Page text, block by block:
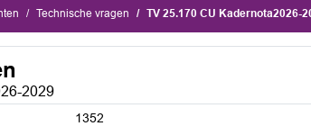
Technische vragen TV 25.170 CU Kadernota2026-
2029
1352